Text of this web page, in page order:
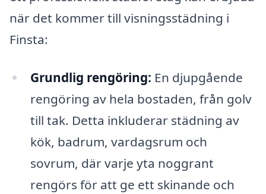
när det kommer till visningsstädning i
Finsta:
Grundlig rengöring: En djupgående
rengöring av hela bostaden, från golv
till tak. Detta inkluderar städning av
kök, badrum, vardagsrum och
sovrum, där varje yta noggrant
rengörs för att ge ett skinande och